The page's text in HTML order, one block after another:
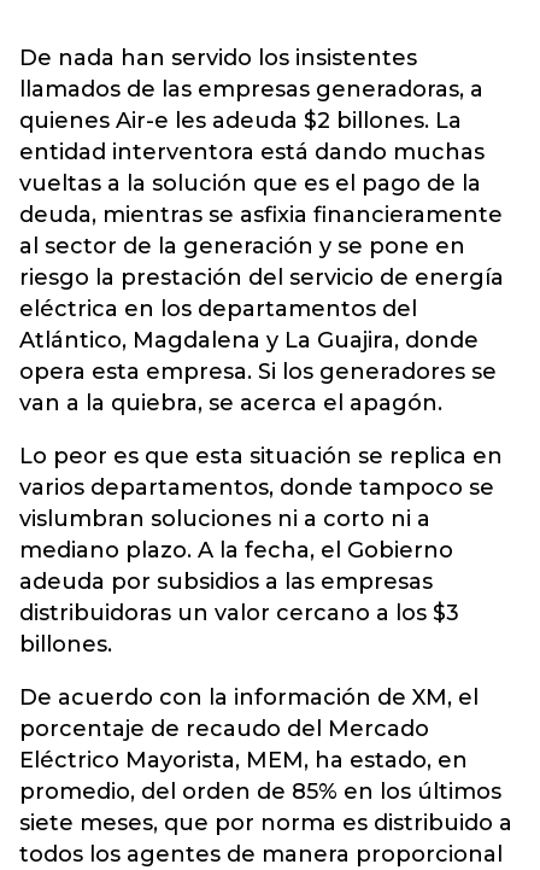
De nada han servido los insistentes
llamados de las empresas generadoras, a
quienes Air-e les adeuda $2 billones. La
entidad interventora está dando muchas
vueltas a la solución que es el pago de la
deuda, mientras se asfixia financieramente
al sector de la generación y se pone en
riesgo la prestación del servicio de energía
eléctrica en los departamentos del
Atlántico, Magdalena y La Guajira, donde
opera esta empresa. Si los generadores se
van a la quiebra, se acerca el apagón.
Lo peor es que esta situación se replica en
varios departamentos, donde tampoco se
vislumbran soluciones ni a corto ni a
mediano plazo. A la fecha, el Gobierno
adeuda por subsidios a las empresas
distribuidoras un valor cercano a los $3
billones.
De acuerdo con la información de XM, el
porcentaje de recaudo del Mercado
Eléctrico Mayorista, MEM, ha estado, en
promedio, del orden de 85% en los últimos
siete meses, que por norma es distribuido a
todos los agentes de manera proporcional